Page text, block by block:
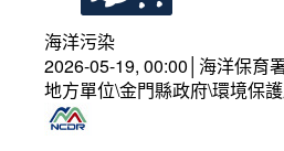
海洋污染
2026-05-19, 00:00│海洋保育
地方單位\金門縣政府\環境保